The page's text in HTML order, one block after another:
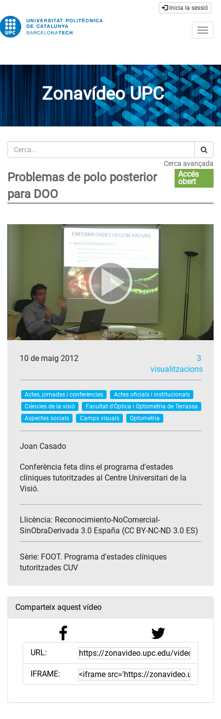
Inicia la sessió
Zonavídeo UPC
Cerca
Cerca avançada
Problemas de polo posterior
para DOO
Accés
obert
10 de maig 2012
3
visualitzacions
Actes, jornades i conferències
Actes oficials i institucionals
Ciències de la visió
Facultat d'Òptica i Optometria de Terrassa
Aspectes socials
Camps visuals Optometria
Joan Casado
Conferència feta dins el programa d'estades
clíniques tutoritzades al Centre Universitari de la
Visió.
Llicència: Reconocimiento-NoComercial-
SinObraDerivada 3.0 España (CC BY-NC-ND 3.0 ES)
Sèrie: FOOT. Programa d'estades clíniques
tutoritzades CUV
Comparteix aquest vídeo
URL:
IFRAME: